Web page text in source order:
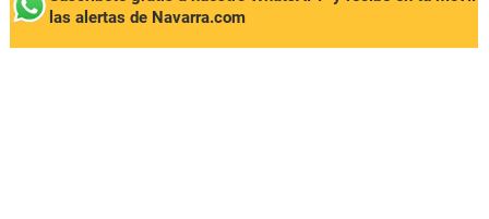
las alertas de Navarra.com